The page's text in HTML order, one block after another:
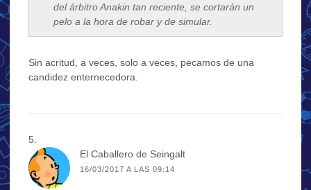
del árbitro Anakin tan reciente, se cortarán un
pelo a la hora de robar y de simular.
Sin acritud, a veces, solo a veces, pecamos de una
candidez enternecedora.
El Caballero de Seingalt
16/03/2017 A LAS 09:14